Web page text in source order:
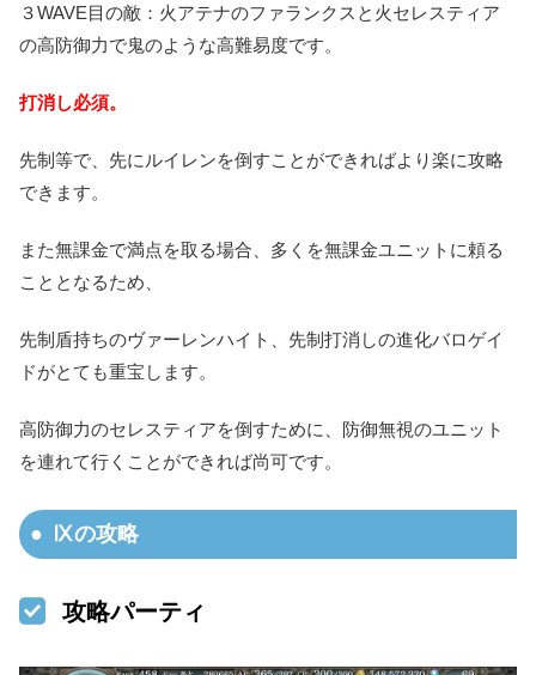
３WAVE目の敵：火アテナのファランクスと火セレスティア
の高防御力で鬼のような高難易度です。
打消し必須。
先制等で、先にルイレンを倒すことができればより楽に攻略
できます。
また無課金で満点を取る場合、多くを無課金ユニットに頼る
こととなるため、
先制盾持ちのヴァーレンハイト、先制打消しの進化バロゲイ
ドがとても重宝します。
高防御力のセレスティアを倒すために、防御無視のユニット
を連れて行くことができれば尚可です。
Ⅸの攻略
攻略パーティ